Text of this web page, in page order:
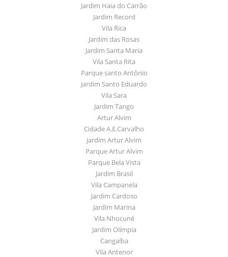
Jardim Haia do Carrão
Jardim Record
Vila Rica
Jardim das Rosas
Jardim Santa Maria
Vila Santa Rita
Parque santo Antônio
Jardim Santo Eduardo
Vila Sara
Jardim Tango
Artur Alvim
Cidade A.E.Carvalho
Jardim Artur Alvim
Parque Artur Alvim
Parque Bela Vista
Jardim Brasil
Vila Campanela
Jardim Cardoso
Jardim Marina
Vila Nhocuné
Jardim Olímpia
Cangaíba
Vila Antenor